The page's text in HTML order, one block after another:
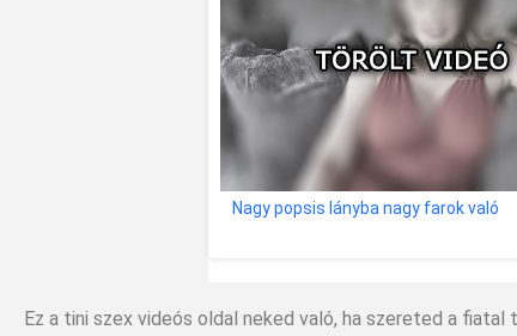
Nagy popsis lányba nagy farok való
Ez a tini szex videós oldal neked való, ha szereted a